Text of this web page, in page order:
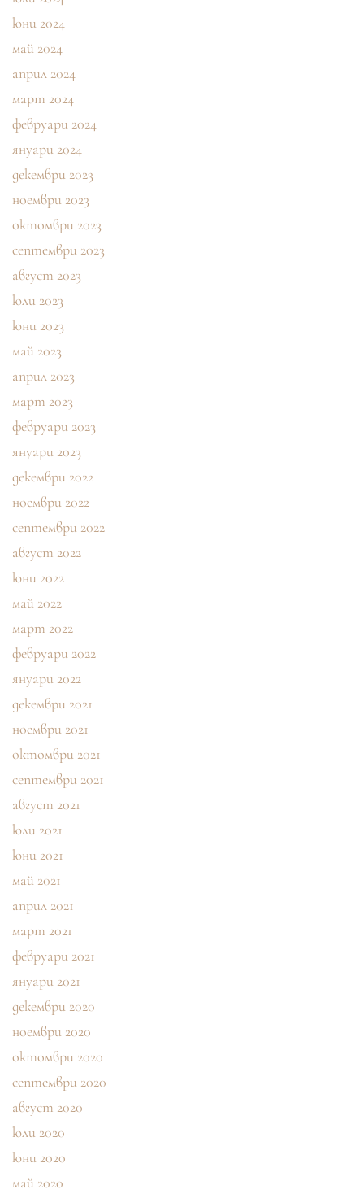
юни 2024
май 2024
април 2024
март 2024
февруари 2024
януари 2024
декември 2023
ноември 2023
октомври 2023
септември 2023
август 2023
юли 2023
юни 2023
май 2023
април 2023
март 2023
февруари 2023
януари 2023
декември 2022
ноември 2022
септември 2022
август 2022
юни 2022
май 2022
март 2022
февруари 2022
януари 2022
декември 2021
ноември 2021
октомври 2021
септември 2021
август 2021
юли 2021
юни 2021
май 2021
април 2021
март 2021
февруари 2021
януари 2021
декември 2020
ноември 2020
октомври 2020
септември 2020
август 2020
юли 2020
юни 2020
май 2020